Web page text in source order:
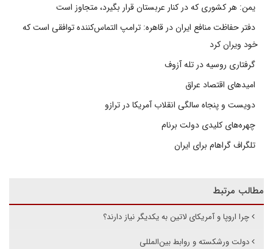
یمن: هر کشوری که در کنار عربستان قرار بگیرد، متجاوز است
دفتر حفاظت منافع ایران در قاهره: ترامپ التماس‌کننده توافقی است که
خود ویران کرد
گرفتاری روسیه در تله آزوف
امیدهای اقتصاد عراق
دویست و پنجاه سالگی انقلاب آمریکا در ترازو
چهره‌های کلیدی دولت برنام
تلگراف گراهام برای ایران
مطالب مرتبط
چرا اروپا و آمریکای لاتین به یکدیگر نیاز دارند؟
دولت ورشکسته و روابط بین‌المللی